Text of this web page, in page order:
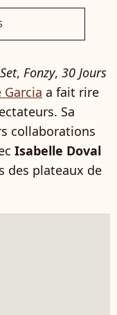
, Fonzy, 30 Jours
Garcia a fait rire
Sa
collaborations
Isabelle Doval
des plateaux de